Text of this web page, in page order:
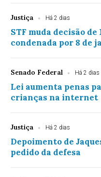
Justiça Há 2 dias
STF muda decisão
condenada por 8 de
Senado Federal Há 2 dias
Lei aumenta penas
crianças na internet
Justiça Há 2 dias
Depoimento de
pedido da defesa